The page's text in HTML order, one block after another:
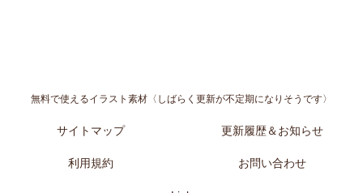
無料で使えるイラスト素材〈しばらく更新が不定期になりそうです〉
サイトマップ 更新履歴＆お知らせ
利用規約 お問い合わせ